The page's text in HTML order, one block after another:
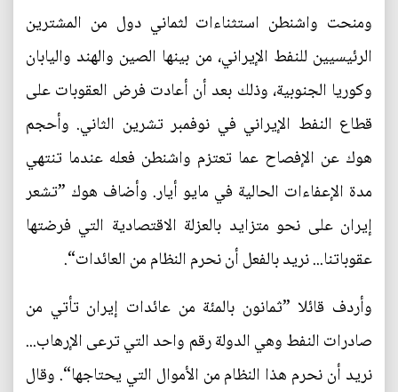
ومنحت واشنطن استثناءات لثماني دول من المشترين
الرئيسيين للنفط الإيراني، من بينها الصين والهند واليابان
وكوريا الجنوبية، وذلك بعد أن أعادت فرض العقوبات على
قطاع النفط الإيراني في نوفمبر تشرين الثاني. وأحجم
هوك عن الإفصاح عما تعتزم واشنطن فعله عندما تنتهي
مدة الإعفاءات الحالية في مايو أيار. وأضاف هوك ”تشعر
إيران على نحو متزايد بالعزلة الاقتصادية التي فرضتها
عقوباتنا... نريد بالفعل أن نحرم النظام من العائدات“.
وأردف قائلا ”ثمانون بالمئة من عائدات إيران تأتي من
صادرات النفط وهي الدولة رقم واحد التي ترعى الإرهاب...
نريد أن نحرم هذا النظام من الأموال التي يحتاجها“. وقال